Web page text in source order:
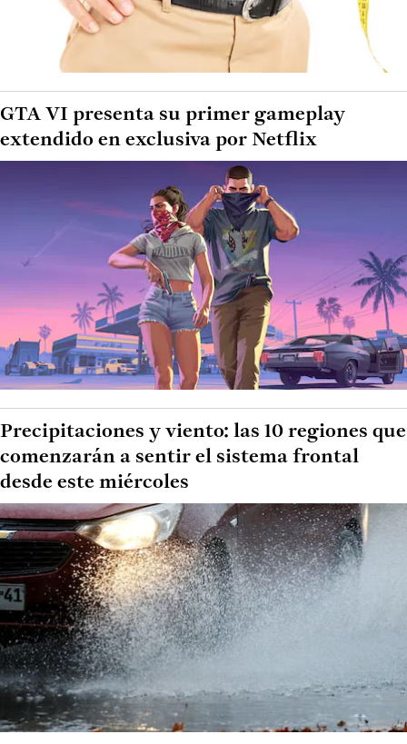
GTA VI presenta su primer gameplay
extendido en exclusiva por Netflix
Precipitaciones y viento: las 10 regiones que
comenzarán a sentir el sistema frontal
desde este miércoles